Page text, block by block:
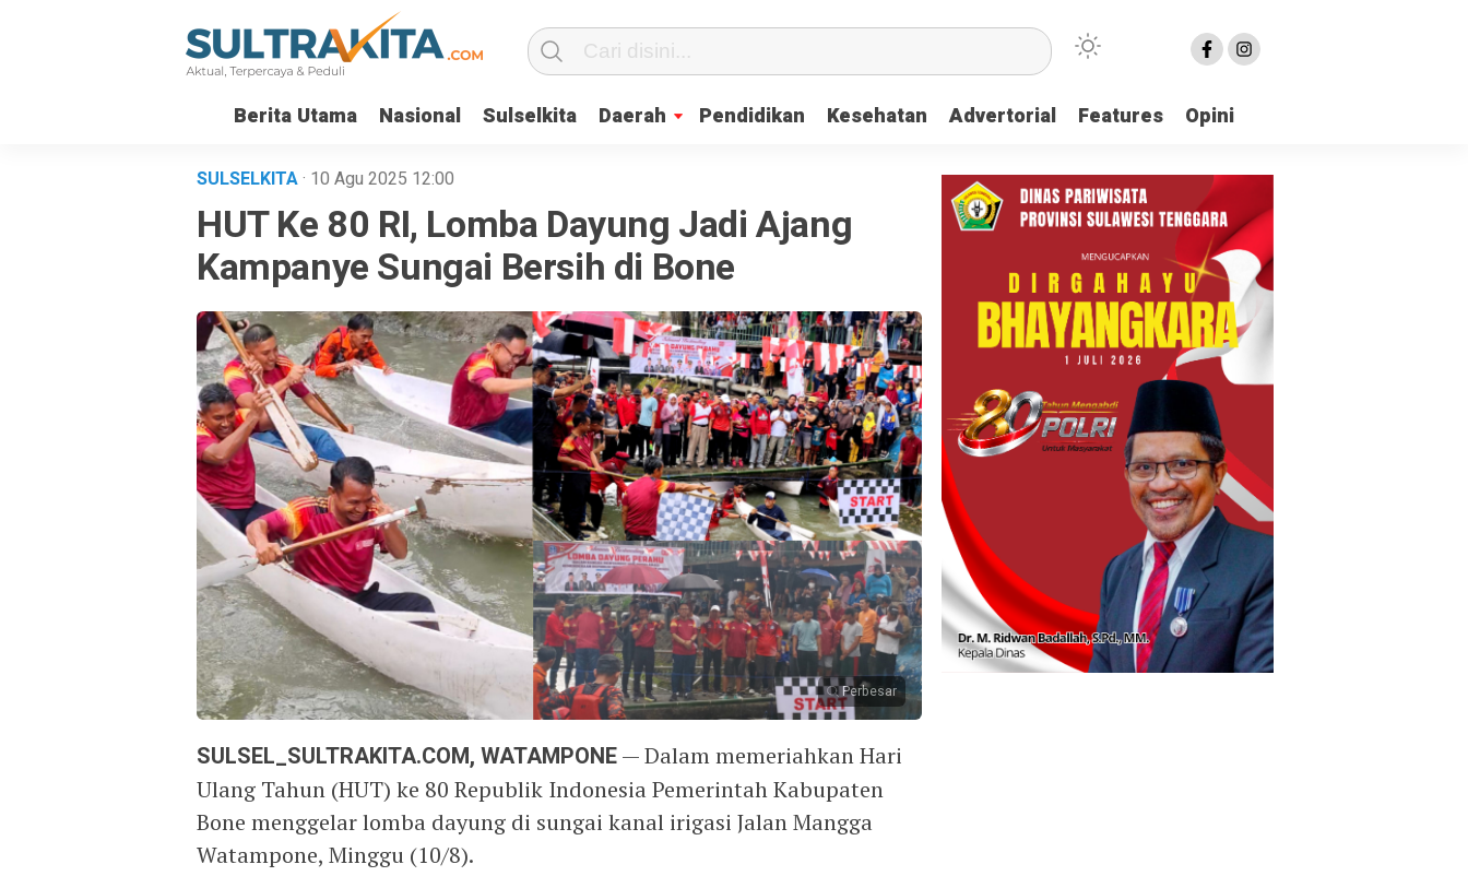
Berita Utama Nasional Sulselkita Daerah Pendidikan Kesehatan Advertorial Features Opini
SULSELKITA· 10 Agu 2025 12:00
HUT Ke 80 RI, Lomba Dayung Jadi Ajang
Kampanye Sungai Bersih di Bone
Perbesar
SULSEL_SULTRAKITA.COM, WATAMPONE— Dalam memeriahkan Hari
Ulang Tahun (HUT) ke 80 Republik Indonesia Pemerintah Kabupaten
Bone menggelar lomba dayung di sungai kanal irigasi Jalan Mangga
Watampone, Minggu (10/8).